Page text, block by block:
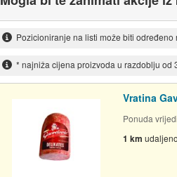
Pozicioniranje na listi može biti određeno
* najniža cijena proizvoda u razdoblju
Vratina
Ponuda
1 km udaljeno